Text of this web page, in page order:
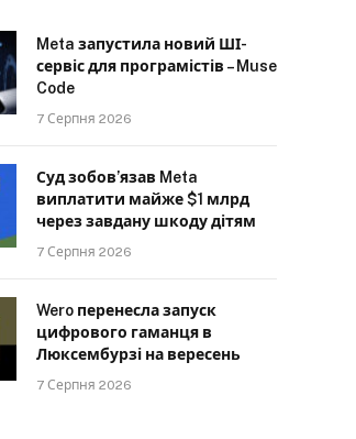
Meta запустила новий ШІ-
сервіс для програмістів – Muse
Code
7 Серпня 2026
Суд зобов’язав Meta
виплатити майже $1 млрд
через завдану шкоду дітям
7 Серпня 2026
Wero перенесла запуск
цифрового гаманця в
Люксембурзі на вересень
7 Серпня 2026